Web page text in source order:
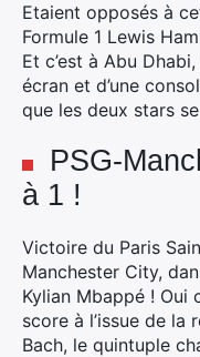
Etaient opposés à
Formule 1 Lewis
Et c’est à Abu
écran et d’une
que les deux stars
PSG-
à 1 !
Victoire du Paris
Manchester City,
Kylian Mbappé ! Oui
score à l’issue de la
Bach, le quintuple